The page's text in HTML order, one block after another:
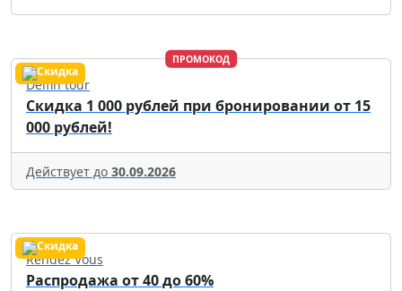
ПРОМОКОД
Delfin tour
Скидка 1 000 рублей при бронировании от 15
000 рублей!
Действует до 30.09.2026
Rendez Vous
Распродажа от 40 до 60%